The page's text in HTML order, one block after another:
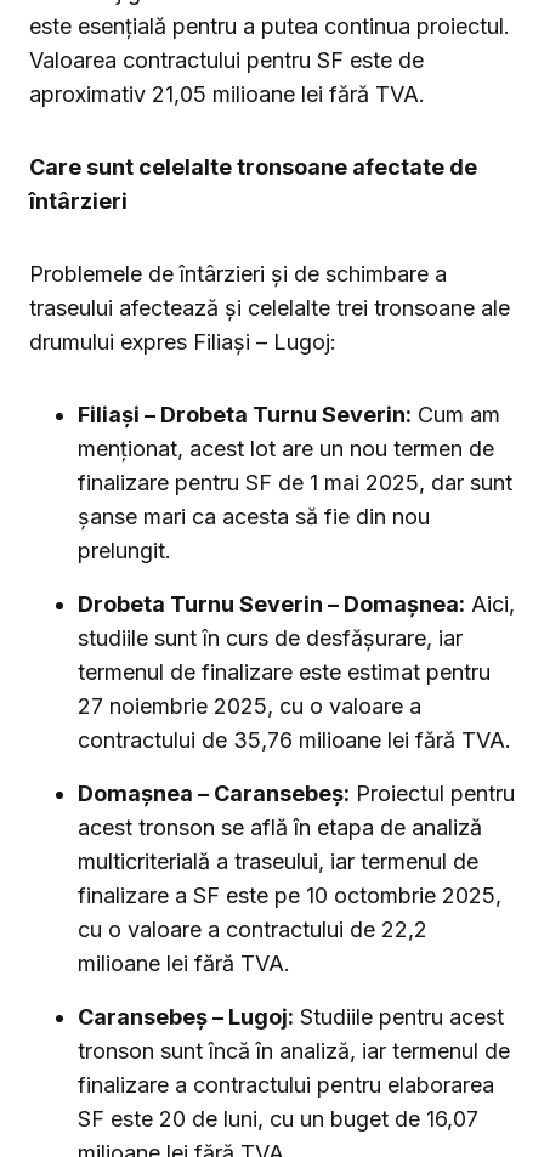
este esențială pentru a putea continua proiectul.
Valoarea contractului pentru SF este de
aproximativ 21,05 milioane lei fără TVA.
Care sunt celelalte tronsoane afectate de
întârzieri
Problemele de întârzieri și de schimbare a
traseului afectează și celelalte trei tronsoane ale
drumului expres Filiași – Lugoj:
Filiași – Drobeta Turnu Severin: Cum am
menționat, acest lot are un nou termen de
finalizare pentru SF de 1 mai 2025, dar sunt
șanse mari ca acesta să fie din nou
prelungit.
Drobeta Turnu Severin – Domașnea: Aici,
studiile sunt în curs de desfășurare, iar
termenul de finalizare este estimat pentru
27 noiembrie 2025, cu o valoare a
contractului de 35,76 milioane lei fără TVA.
Domașnea – Caransebeș: Proiectul pentru
acest tronson se află în etapa de analiză
multicriterială a traseului, iar termenul de
finalizare a SF este pe 10 octombrie 2025,
cu o valoare a contractului de 22,2
milioane lei fără TVA.
Caransebeș – Lugoj: Studiile pentru acest
tronson sunt încă în analiză, iar termenul de
finalizare a contractului pentru elaborarea
SF este 20 de luni, cu un buget de 16,07